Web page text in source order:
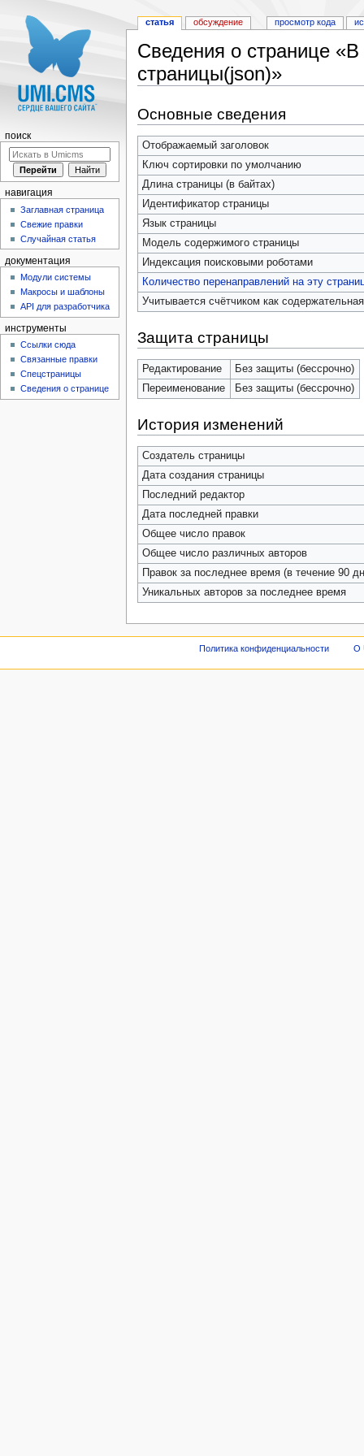
Сведения о странице
страницы(json)»
Основные сведения
Отображаемый заголовок
Ключ сортировки по умолчанию
Длина страницы (в байтах)
Идентификатор страницы
Язык страницы
Модель содержимого страницы
Индексация поисковыми роботами
Количество перенаправлений на эту
Учитывается счётчиком как
Защита страницы
Редактирование
Без защиты (бессрочно)
Переименование
Без защиты (бессрочно)
История изменений
Создатель страницы
Дата создания страницы
Последний редактор
Дата последней правки
Общее число правок
Общее число различных авторов
Правок за последнее время (в течение 90
Уникальных авторов за последнее время
статья обсуждение просмотр кода
поиск
навигация
Заглавная страница
Свежие правки
Случайная статья
документация
Модули системы
Макросы и шаблоны
API для разработчика
инструменты
Ссылки сюда
Связанные правки
Спецстраницы
Сведения о странице
Политика конфиденциальности О